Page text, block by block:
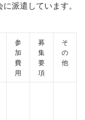
派遣しています。
参
加
費
用
募
集
要
項
そ
の
他